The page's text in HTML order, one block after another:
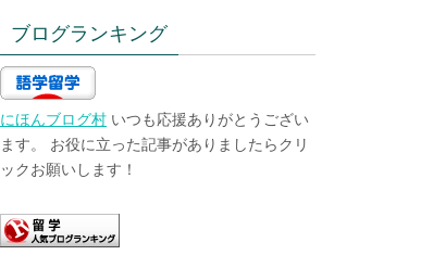
ブログランキング
にほんブログ村 いつも応援ありがとうござい
ます。 お役に立った記事がありましたらクリ
ックお願いします！